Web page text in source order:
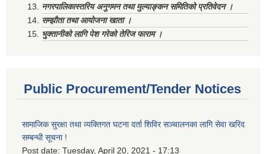
नगरपालिकास्तरिय अनुगमन तथा मुल्याङ्कन समितिको प्रतिवेदन ।
सम्झौता तथा आयोजना खाता ।
भुक्तानीको लागि पेश गरेको तेरिज फाराम ।
Public Procurement/Tender Notices
सामाजिक सुरक्षा तथा व्यक्तिगत घटना दर्ता शिविर सञ्चालनका लागि सेवा खरिद
सम्बन्धी सूचना !
Post date: Tuesday, April 20, 2021 - 17:13